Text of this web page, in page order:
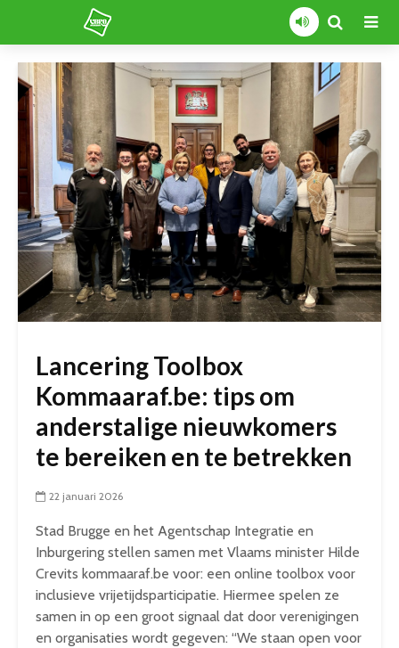
Lancering Toolbox
Kommaaraf.be: tips om
anderstalige nieuwkomers
te bereiken en te betrekken
22 januari 2026
Stad Brugge en het Agentschap Integratie en
Inburgering stellen samen met Vlaams minister Hilde
Crevits kommaaraf.be voor: een online toolbox voor
inclusieve vrijetijdsparticipatie. Hiermee spelen ze
samen in op een groot signaal dat door verenigingen
en organisaties wordt gegeven: “We staan open voor